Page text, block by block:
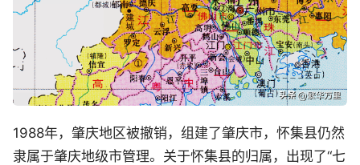
1988年，肇庆地区被撤销，组建了肇庆市，怀集县仍然
隶属于肇庆地级市管理。关于怀集县的归属，出现了“七